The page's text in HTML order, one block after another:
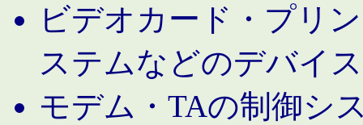
ビデオカード・プリ
ステムなどのデバイ
モデム・TAの制御シ